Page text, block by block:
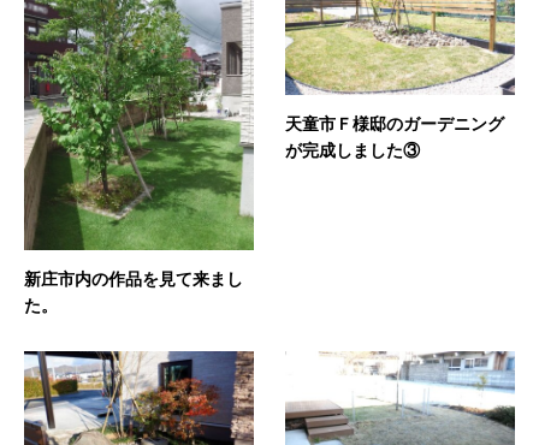
新庄市内の作品を見て来まし
た。
天童市Ｆ様邸のガーデニング
が完成しました③